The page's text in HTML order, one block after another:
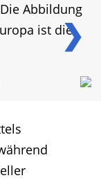
❯
Abbildung
ist die